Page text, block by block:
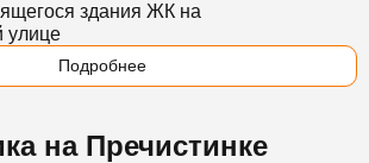
здания ЖК на
улице
Подробнее
на Пречистинке